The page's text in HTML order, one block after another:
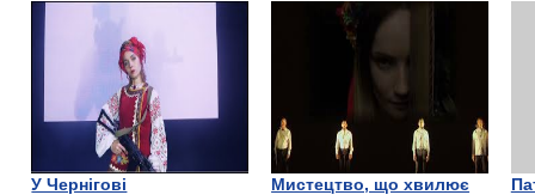
У Чернігові
Мистецтво, що хвилює